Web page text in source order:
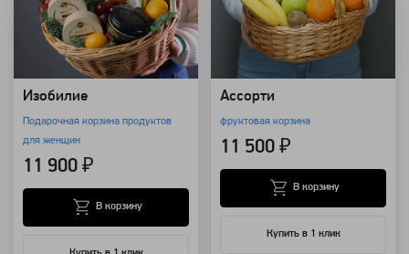
Изобилие
Подарочная корзина продуктов
для женщин
11 900 ₽
В корзину
Ассорти
фруктовая корзина
11 500 ₽
Купить в 1 клик
В корзину